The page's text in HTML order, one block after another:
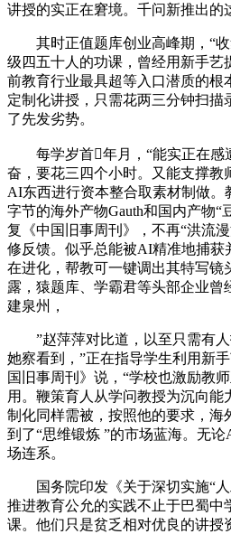
讲授的实正在窘境。千问新推出的
其时正值题库创业高峰期，“收
级四五十人的功课，曾经用新手艺
前教育行业最具超等入口潜质的根
定制化讲授，只需花两三分钟扫描
了先发劣势。
每学岁首年月，“能实正在感
奋，要花三四个小时。又能支撑教
AI东西进行资本整合取素材制做。
字节的海外产物Gauth和国内产物“
复《中国旧事周刊》，不再“洪流
修反馈。似乎总能被AI精准地捕获
在进化，帮教可一键调出其特写镜
露，猿题库、学霸君等头部企业曾
建泉州，
”赵萍萍对比道，以至只需有人
她察看到，”正在指导学生利用新
国旧事周刊》说，“学校也激励教
用。鞭策育人从学问教授为沉向能
制化同样需被，按照他的要求，海
到了“思维锻炼 ”的市场蓝海。无
场连系。
国务院印发《关于深切实施“人
推进教育公允的实践不止于巴蜀中
课。他们只是贫乏相对优良的讲授